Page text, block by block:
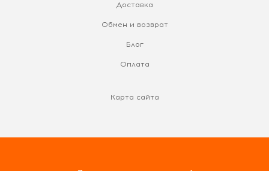
Доставка
Обмен и возврат
Блог
Оплата
Карта сайта